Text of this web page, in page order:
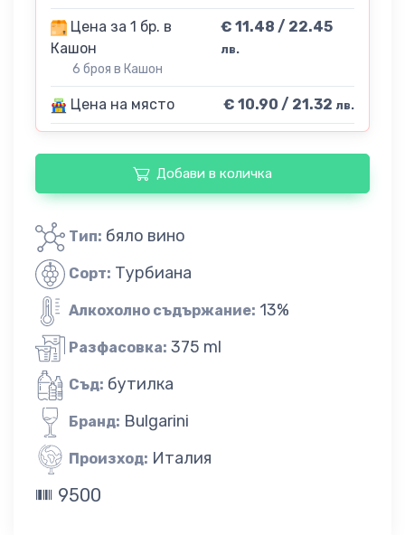
Цена за 1 бр. в
Кашон
6 броя в Кашон
€ 11.48 / 22.45
лв.
Цена на място € 10.90 / 21.32 лв.
Добави в количка
Тип: бяло вино
Сорт: Турбиана
Алкохолно съдържание: 13%
Разфасовка: 375 ml
Съд: бутилка
Бранд: Bulgarini
Произход: Италия
9500